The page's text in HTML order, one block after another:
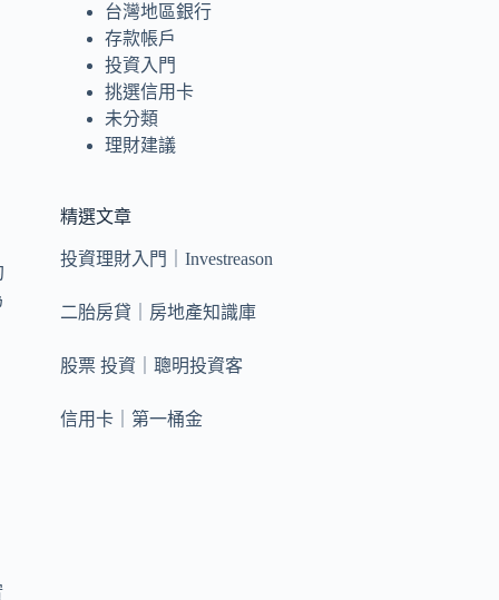
台灣地區銀行
存款帳戶
投資入門
挑選信用卡
未分類
理財建議
精選文章
投資理財入門｜Investreason
二胎房貸｜房地產知識庫
股票 投資｜聰明投資客
信用卡｜第一桶金